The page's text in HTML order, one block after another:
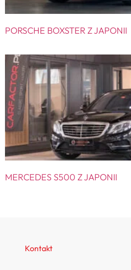
PORSCHE BOXSTER Z JAPONII
MERCEDES S500 Z JAPONII
Kontakt